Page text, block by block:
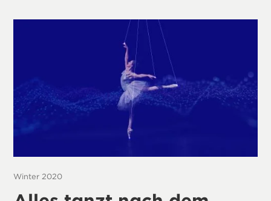
Winter 2020